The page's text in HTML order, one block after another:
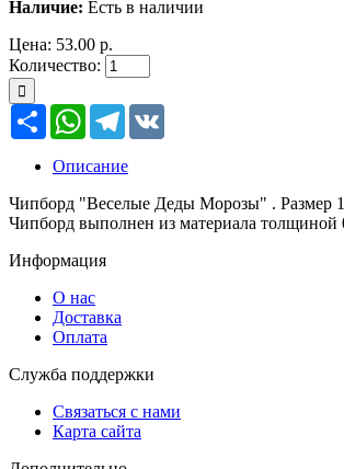
Наличие: Есть в наличии
Цена: 53.00 р.
Количество:
РесурсWhatsApp
Telegram
Описание
Чипборд "Веселые Деды Морозы" . Размер
Чипборд выполнен из материала толщиной
Информация
О нас
Доставка
Оплата
Служба поддержки
Связаться с нами
Карта сайта